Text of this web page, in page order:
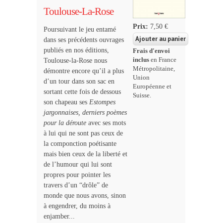
Toulouse-La-Rose
Poursuivant le jeu entamé
dans ses précédents ouvrages
publiés en nos éditions,
Toulouse-la-Rose nous
démontre encore qu’il a plus
d’un tour dans son sac en
sortant cette fois de dessous
son chapeau ses Estompes
jargonnaises, derniers poèmes
pour la déroute avec ses mots
à lui qui ne sont pas ceux de
la componction poétisante
mais bien ceux de la liberté et
de l’humour qui lui sont
propres pour pointer les
travers d’un “drôle” de
monde que nous avons, sinon
à engendrer, du moins à
enjamber...
Prix: 7,50 €
Frais d'envoi
inclus en France
Métropolitaine,
Union
Européenne et
Suisse.